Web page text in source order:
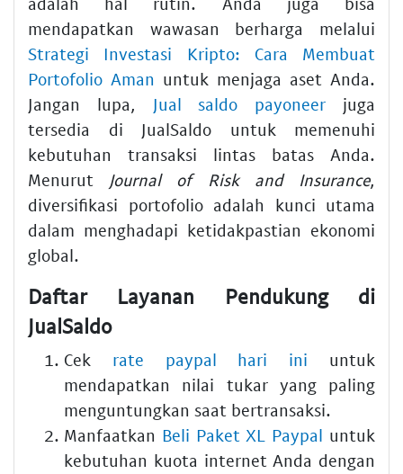
mendapatkan wawasan berharga melalui
Strategi Investasi Kripto: Cara Membuat
Portofolio Aman untuk menjaga aset Anda.
Jangan lupa, Jual saldo payoneer juga
tersedia di JualSaldo untuk memenuhi
kebutuhan transaksi lintas batas Anda.
Menurut Journal of Risk and Insurance,
diversifikasi portofolio adalah kunci utama
dalam menghadapi ketidakpastian ekonomi
global.
Daftar Layanan Pendukung di
JualSaldo
Cek rate paypal hari ini untuk
mendapatkan nilai tukar yang paling
menguntungkan saat bertransaksi.
Manfaatkan Beli Paket XL Paypal untuk
kebutuhan kuota internet Anda dengan